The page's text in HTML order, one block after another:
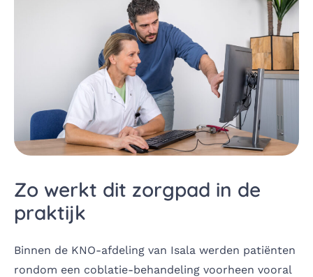
Zo werkt dit zorgpad in de
praktijk
Binnen de KNO-afdeling van Isala werden patiënten
rondom een coblatie-behandeling voorheen vooral